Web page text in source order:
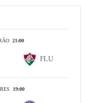
21:00
FLU
19:00